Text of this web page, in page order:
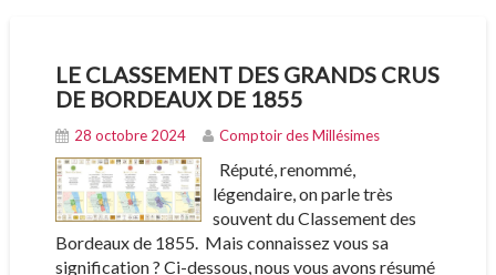
LE CLASSEMENT DES GRANDS CRUS
DE BORDEAUX DE 1855
28 octobre 2024 Comptoir des Millésimes
Réputé, renommé,
légendaire, on parle très
souvent du Classement des
Bordeaux de 1855. Mais connaissez vous sa
signification ? Ci-dessous, nous vous avons résumé